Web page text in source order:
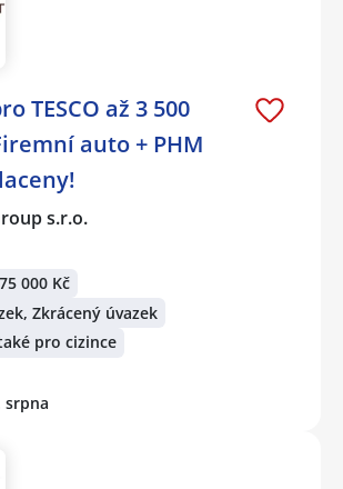
TESCO až 3 500
auto + PHM
s.r.o.
000 Kč
Zkrácený úvazek
pro cizince
srpna